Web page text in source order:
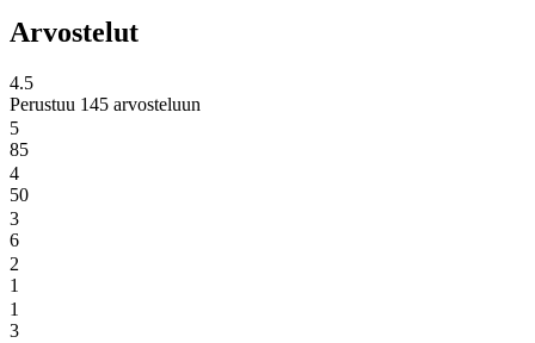
Arvostelut
4.5
Perustuu 145 arvosteluun
5
85
4
50
3
6
2
1
1
3